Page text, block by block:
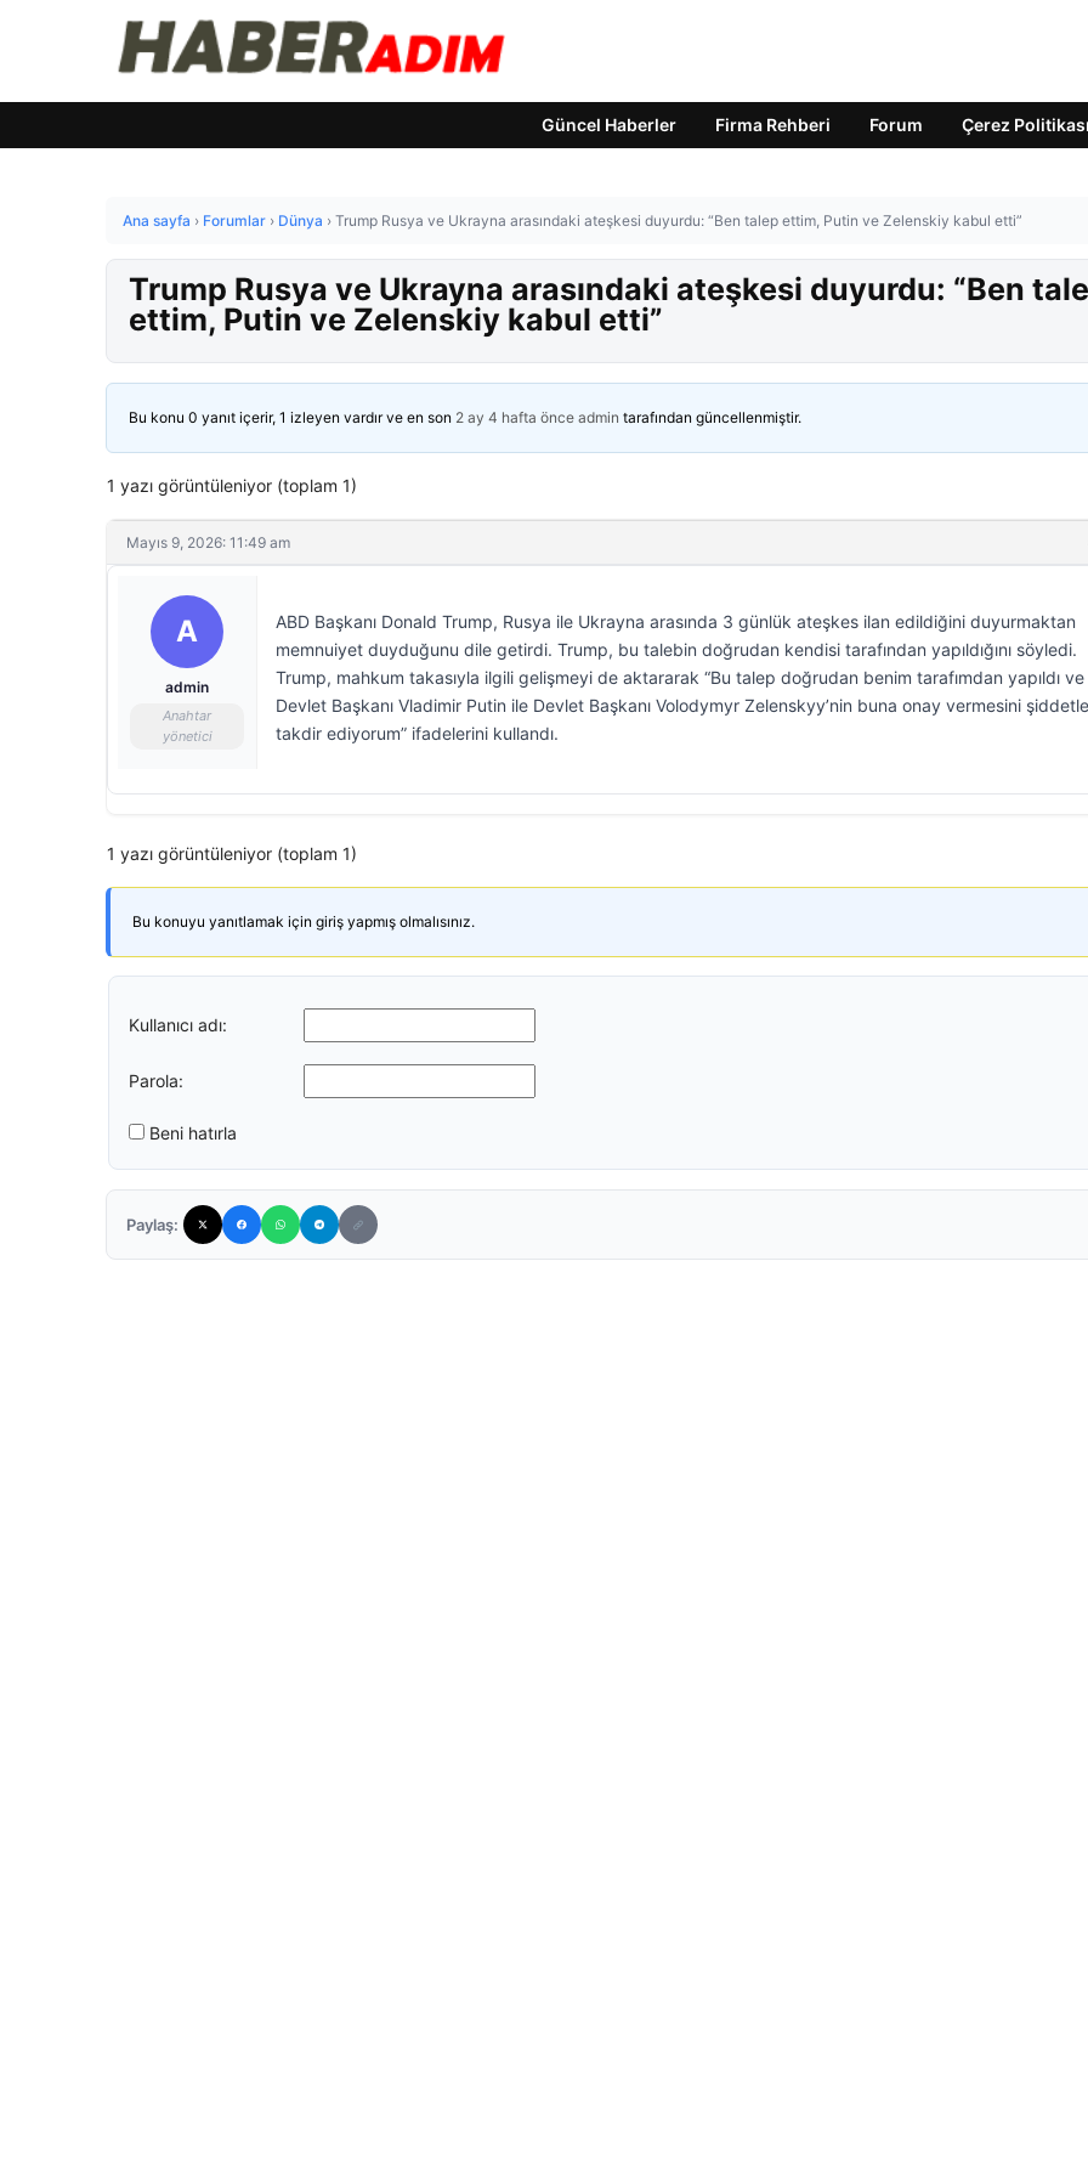
Güncel Haberler Firma Rehberi Forum Çerez Politikası
Ana sayfa › Forumlar › Dünya › Trump Rusya ve Ukrayna arasındaki ateşkesi duyurdu: “Ben talep ettim, Putin ve Zelenskiy kabul etti”
Trump Rusya ve Ukrayna arasındaki ateşkesi duyurdu: “Ben
ettim, Putin ve Zelenskiy kabul etti”
Bu konu 0 yanıt içerir, 1 izleyen vardır ve en son 2 ay 4 hafta önce admin tarafından güncellenmiştir.
1 yazı görüntüleniyor (toplam 1)
Mayıs 9, 2026: 11:49 am
A
admin
Anahtar
yönetici
ABD Başkanı Donald Trump, Rusya ile Ukrayna arasında 3 günlük ateşkes ilan edildiğini duyurmaktan
memnuiyet duyduğunu dile getirdi. Trump, bu talebin doğrudan kendisi tarafından yapıldığını söyledi.
Trump, mahkum takasıyla ilgili gelişmeyi de aktararak “Bu talep doğrudan benim tarafımdan yapıldı ve
Devlet Başkanı Vladimir Putin ile Devlet Başkanı Volodymyr Zelenskyy’nin buna onay vermesini şiddetle
takdir ediyorum” ifadelerini kullandı.
1 yazı görüntüleniyor (toplam 1)
Bu konuyu yanıtlamak için giriş yapmış olmalısınız.
Kullanıcı adı:
Parola:
Beni hatırla
Paylaş: